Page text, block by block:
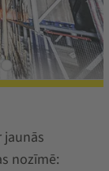
jaunās
nozīmē: